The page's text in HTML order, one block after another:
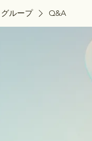
グループ Q&A